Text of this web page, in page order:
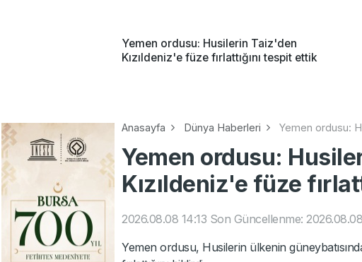
Yemen ordusu: Husilerin Taiz'den
Kızıldeniz'e füze fırlattığını tespit ettik
Anasayfa Dünya Haberleri Yemen ordusu:
Yemen ordusu:
Kızıldeniz'e füze
2026.08.08 14:13 Son Güncellenme:
Yemen ordusu, Husilerin ülkenin